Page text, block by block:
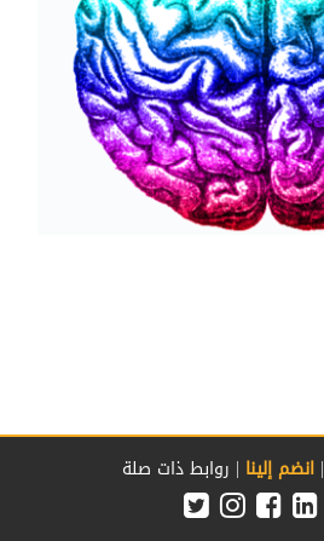
انضم إلينا| روابط ذات صلة